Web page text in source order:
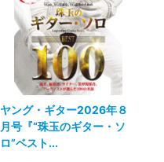
ヤング・ギター2026年８
月号『“珠玉のギター・ソ
ロ”ベスト...